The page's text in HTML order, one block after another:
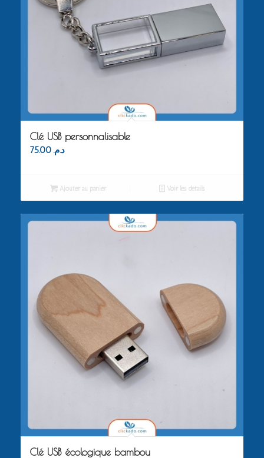
Clé USB personnalisable
د.م. 75.00
Ajouter au panier Voir les détails
Clé USB écologique bambou